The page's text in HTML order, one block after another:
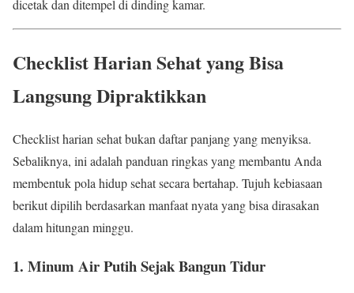
dicetak dan ditempel di dinding kamar.
Checklist Harian Sehat yang Bisa
Langsung Dipraktikkan
Checklist harian sehat bukan daftar panjang yang menyiksa.
Sebaliknya, ini adalah panduan ringkas yang membantu Anda
membentuk pola hidup sehat secara bertahap. Tujuh kebiasaan
berikut dipilih berdasarkan manfaat nyata yang bisa dirasakan
dalam hitungan minggu.
1. Minum Air Putih Sejak Bangun Tidur